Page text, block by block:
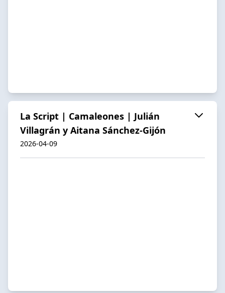
La Script | Camaleones | Julián
Villagrán y Aitana Sánchez-Gijón
2026-04-09